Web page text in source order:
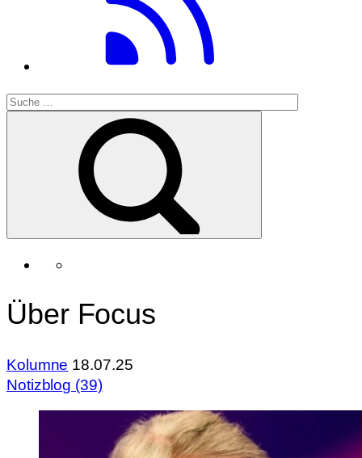
Über Focus
Kolumne 18.07.25
Notizblog (39)